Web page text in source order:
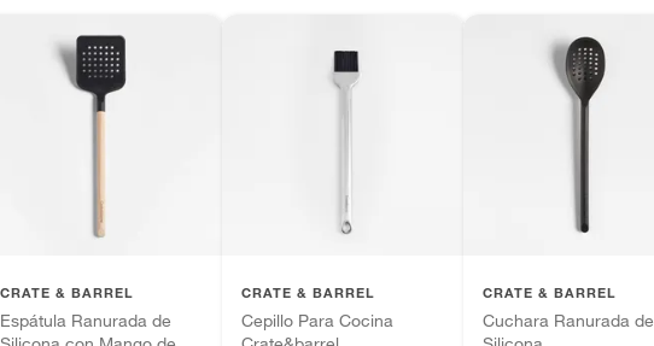
CRATE & BARREL
Espátula Ranurada de
CRATE & BARREL
Cepillo Para Cocina
CRATE & BARREL
Cuchara Ranurada de